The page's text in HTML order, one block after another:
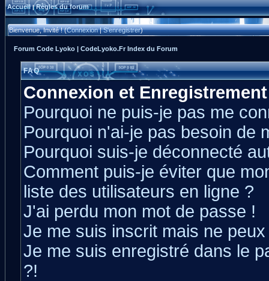
Accueil|Règles du forum
Bienvenue, Invité ! (Connexion|S'enregistrer)
Forum Code Lyoko | CodeLyoko.Fr Index du Forum
FAQ
Connexion et Enregistrement
Pourquoi ne puis-je pas me
Pourquoi n'ai-je pas besoin de
Pourquoi suis-je déconnecté
Comment puis-je éviter que
liste des utilisateurs en ligne ?
J'ai perdu mon mot de passe !
Je me suis inscrit mais ne
Je me suis enregistré dans le
?!